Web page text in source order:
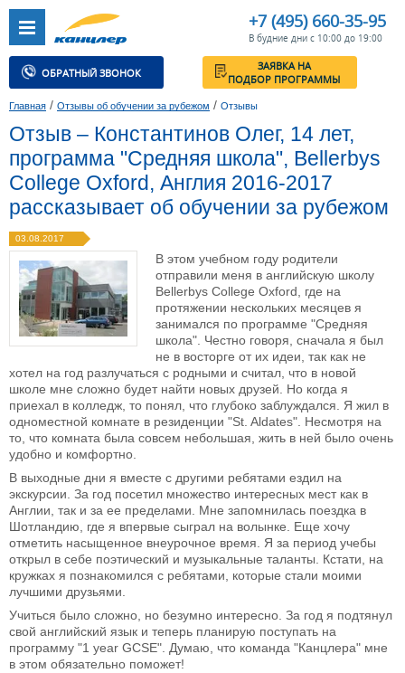
+7 (495) 660-35-95
В будние дни с 10:00 до 19:00
ОБРАТНЫЙ ЗВОНОК
ЗАЯВКА НА
ПОДБОР ПРОГРАММЫ
Главная / Отзывы об обучении за рубежом / Отзывы
Отзыв – Константинов Олег, 14 лет,
программа "Средняя школа", Bellerbys
College Oxford, Англия 2016-2017
рассказывает об обучении за рубежом
03.08.2017
В этом учебном году родители
отправили меня в английскую школу
Bellerbys College Oxford, где на
протяжении нескольких месяцев я
занимался по программе "Средняя
школа". Честно говоря, сначала я был
не в восторге от их идеи, так как не
хотел на год разлучаться с родными и считал, что в новой
школе мне сложно будет найти новых друзей. Но когда я
приехал в колледж, то понял, что глубоко заблуждался. Я жил в
одноместной комнате в резиденции "St. Aldates". Несмотря на
то, что комната была совсем небольшая, жить в ней было очень
удобно и комфортно.
В выходные дни я вместе с другими ребятами ездил на
экскурсии. За год посетил множество интересных мест как в
Англии, так и за ее пределами. Мне запомнилась поездка в
Шотландию, где я впервые сыграл на волынке. Еще хочу
отметить насыщенное внеурочное время. Я за период учебы
открыл в себе поэтический и музыкальные таланты. Кстати, на
кружках я познакомился с ребятами, которые стали моими
лучшими друзьями.
Учиться было сложно, но безумно интересно. За год я подтянул
свой английский язык и теперь планирую поступать на
программу "1 year GCSE". Думаю, что команда "Канцлера" мне
в этом обязательно поможет!